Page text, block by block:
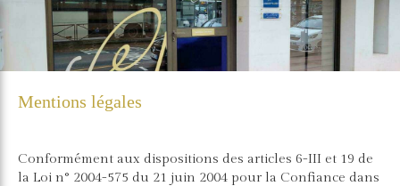
Mentions légales
Conformément aux dispositions des articles 6-III et 19 de
la Loi n° 2004-575 du 21 juin 2004 pour la Confiance dans